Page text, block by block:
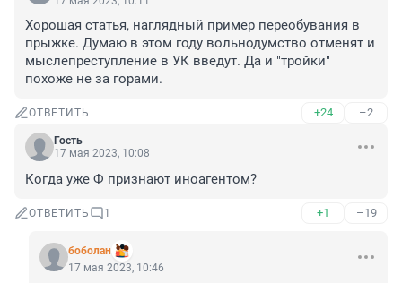
Хорошая статья, наглядный пример переобувания в
прыжке. Думаю в этом году вольнодумство отменят и
мыслепреступление в УК введут. Да и "тройки"
похоже не за горами.
ОТВЕТИТЬ +24 –2
Гость
17 мая 2023, 10:08
Когда уже Ф признают иноагентом?
ОТВЕТИТЬ 1 +1 –19
боболан
17 мая 2023, 10:46